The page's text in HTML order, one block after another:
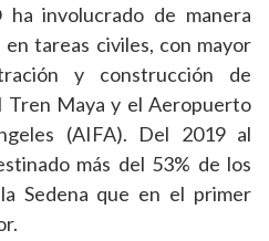
ha involucrado de manera
tareas civiles, con mayor
y construcción de
Tren Maya y el Aeropuerto
(AIFA). Del 2019 al
más del 53% de los
Sedena que en el primer